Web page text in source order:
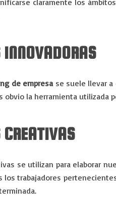
claramente los
INNOVADORAS
de empresase suele llevar a
obvio la herramienta utilizada
CREATIVAS
se utilizan para elaborar
los trabajadores